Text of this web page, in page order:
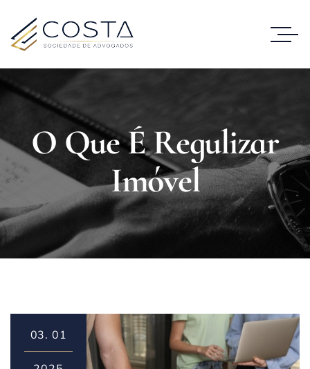
O Que É Regulizar
Imóvel
03. 01